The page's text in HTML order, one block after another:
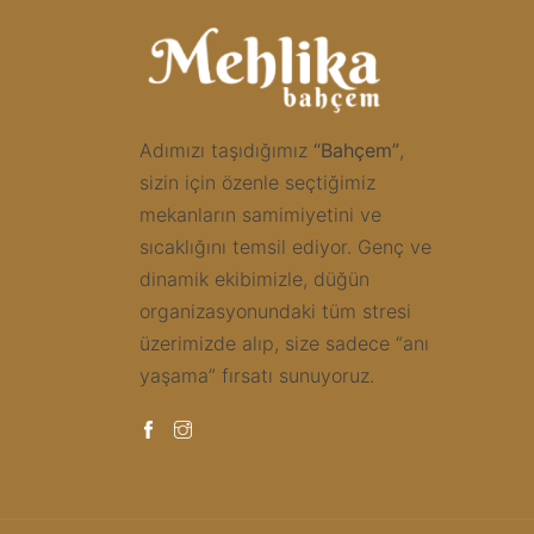
Adımızı taşıdığımız “Bahçem”,
sizin için özenle seçtiğimiz
mekanların samimiyetini ve
sıcaklığını temsil ediyor. Genç ve
dinamik ekibimizle, düğün
organizasyonundaki tüm stresi
üzerimizde alıp, size sadece “anı
yaşama” fırsatı sunuyoruz.